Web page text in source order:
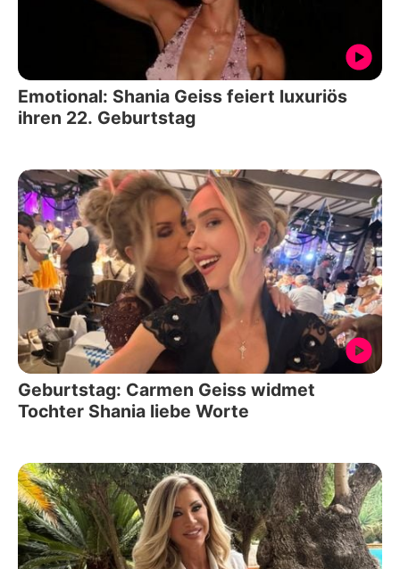
Emotional: Shania Geiss feiert luxuriös
ihren 22. Geburtstag
Geburtstag: Carmen Geiss widmet
Tochter Shania liebe Worte